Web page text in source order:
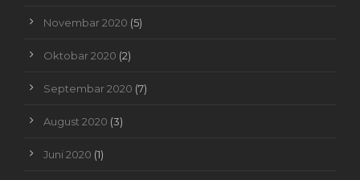
Novembar 2020 (5)
Oktobar 2020 (2)
Septembar 2020 (7)
August 2020 (3)
Juni 2020 (1)